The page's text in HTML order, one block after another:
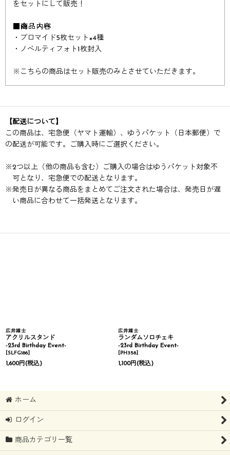
をセットにして販売！
■商品内容
・ブロマイド5枚セット×4種
・ノベルティフォト1枚封入
※ こちらの商品はセット販売のみとさせていただきます。
【配送について】
この商品は、宅急便（ヤマト運輸）、ゆうパケット（日本郵便）で
の配送が可能です。ご購入時にご選択ください。
※2つ以上（他の商品も含む）ご購入の場合はゆうパケット対象不
可となり、宅急便での配送となります。
※発売日が異なる商品をまとめてご注文された場合は、発売日が遅
い商品に合わせて一括発送となります。
広井雄士
アクリルスタンド
-23rd Birthday Event-
[SLFG186]
1,600円(税込)
広井雄士
ランダムソロチェキ
-23rd Birthday Event-
[PH358]
1,100円(税込)
ホーム
ログイン
商品カテゴリ一覧